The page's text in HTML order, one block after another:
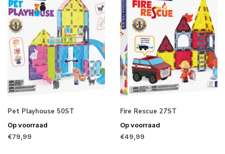
Pet Playhouse 50ST
Op voorraad
€79,99
Fire Rescue 27ST
Op voorraad
€49,99